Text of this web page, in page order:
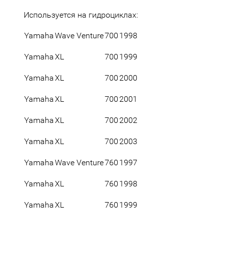
Используется на гидроциклах:
YamahaWave Venture700 1998
YamahaXL 700 1999
YamahaXL 700 2000
YamahaXL 700 2001
YamahaXL 700 2002
YamahaXL 700 2003
YamahaWave Venture760 1997
YamahaXL 760 1998
YamahaXL 760 1999